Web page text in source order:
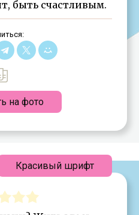
быть счастливым.
на фото
Красивый шрифт